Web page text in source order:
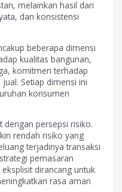
melainkan hasil dari
dan konsistensi
beberapa dimensi
kualitas bangunan,
komitmen terhadap
Setiap dimensi ini
konsumen
persepsi risiko.
rendah risiko yang
terjadinya transaksi
pemasaran
dirancang untuk
rasa aman